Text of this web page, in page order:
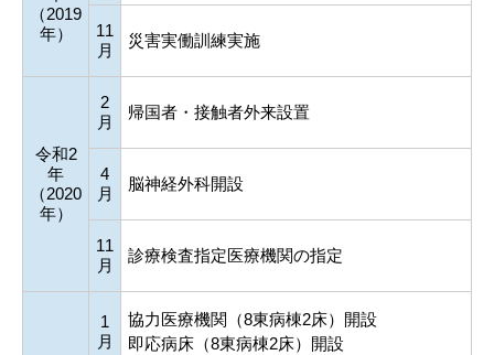
（2019
年）
11
月
災害実働訓練実施
令和2
年
（2020
年）
2
月
帰国者・接触者外来設置
4
月
脳神経外科開設
11
月
診療検査指定医療機関の指定
1
月
協力医療機関（8東病棟2床）開設
即応病床（8東病棟2床）開設